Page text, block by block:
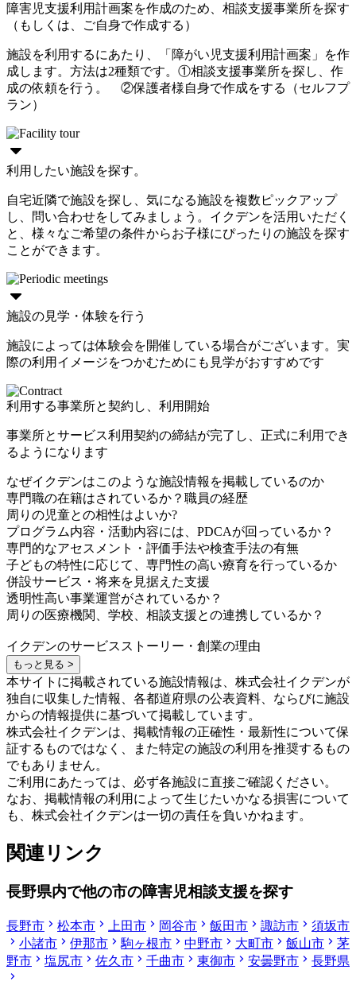
障害児支援利用計画案を作成のため、相談支援事業所を探す
（もしくは、ご自身で作成する）
施設を利用するにあたり、「障がい児支援利用計画案」を作
成します。方法は2種類です。①相談支援事業所を探し、作
成の依頼を行う。 ②保護者様自身で作成をする（セルフプ
ラン）
利用したい施設を探す。
自宅近隣で施設を探し、気になる施設を複数ピックアップ
し、問い合わせをしてみましょう。イクデンを活用いただく
と、様々なご希望の条件からお子様にぴったりの施設を探す
ことができます。
施設の見学・体験を行う
施設によっては体験会を開催している場合がございます。実
際の利用イメージをつかむためにも見学がおすすめです
利用する事業所と契約し、利用開始
事業所とサービス利用契約の締結が完了し、正式に利用でき
るようになります
なぜイクデンはこのような施設情報を掲載しているのか
専門職の在籍はされているか？職員の経歴
周りの児童との相性はよいか?
プログラム内容・活動内容には、PDCAが回っているか？
専門的なアセスメント・評価手法や検査手法の有無
子どもの特性に応じて、専門性の高い療育を行っているか
併設サービス・将来を見据えた支援
透明性高い事業運営がされているか？
周りの医療機関、学校、相談支援との連携しているか？
イクデンのサービスストーリー・創業の理由
もっと見る >
本サイトに掲載されている施設情報は、株式会社イクデンが
独自に収集した情報、各都道府県の公表資料、ならびに施設
からの情報提供に基づいて掲載しています。
株式会社イクデンは、掲載情報の正確性・最新性について保
証するものではなく、また特定の施設の利用を推奨するもの
でもありません。
ご利用にあたっては、必ず各施設に直接ご確認ください。
なお、掲載情報の利用によって生じたいかなる損害について
も、株式会社イクデンは一切の責任を負いかねます。
関連リンク
長野県内で他の市の障害児相談支援を探す
長野市 松本市 上田市 岡谷市 飯田市 諏訪市
須坂市
小諸市
伊那市 駒ヶ根市 中野市 大町市 飯山市
茅
野市
塩尻市 佐久市 千曲市 東御市 安曇野市 長野県